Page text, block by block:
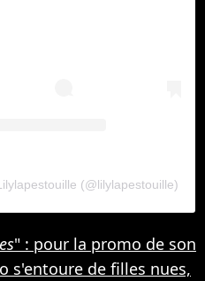
(@lilylapestouille)
" : pour la promo de son
s'entoure de filles nues,